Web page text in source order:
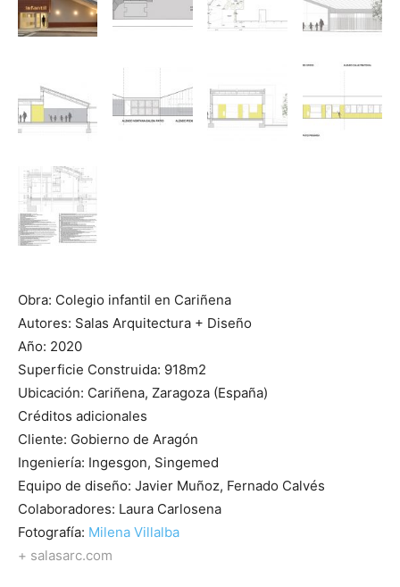
Obra: Colegio infantil en Cariñena
Autores: Salas Arquitectura + Diseño
Año: 2020
Superficie Construida: 918m2
Ubicación: Cariñena, Zaragoza (España)
Créditos adicionales
Cliente: Gobierno de Aragón
Ingeniería: Ingesgon, Singemed
Equipo de diseño: Javier Muñoz, Fernado Calvés
Colaboradores: Laura Carlosena
Fotografía: Milena Villalba
+ salasarc.com